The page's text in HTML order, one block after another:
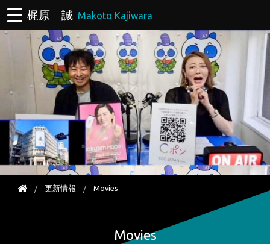
梶原 誠 Makoto Kajiwara
更新情報 Movies
Movies